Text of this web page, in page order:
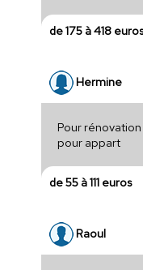
de 175 à 418 euros
Hermine
Pour
pour appart
de 55 à 111 euros
Raoul